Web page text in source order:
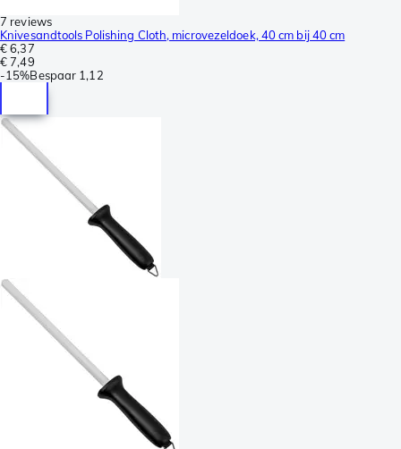
7 reviews
Knivesandtools Polishing Cloth, microvezeldoek, 40 cm bij 40 cm
€ 6,37
€ 7,49
-15%Bespaar 1,12